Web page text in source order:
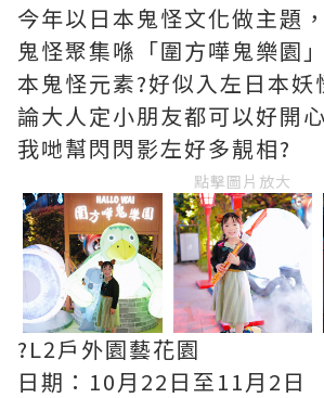
今年以日本鬼怪文化做主題
鬼怪聚集喺「圍方嘩鬼樂園
本鬼怪元素?好似入左日本妖
論大人定小朋友都可以好開
我哋幫閃閃影左好多靚相?
點擊圖片放大
?L2戶外園藝花園
日期：10月22日至11月2日